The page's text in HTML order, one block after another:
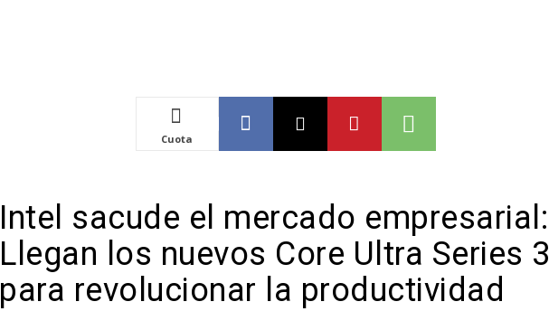
Cuota
Intel sacude el mercado empresarial:
Llegan los nuevos Core Ultra Series 3
para revolucionar la productividad